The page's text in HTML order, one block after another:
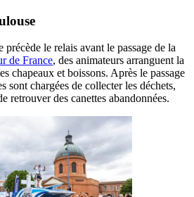
le relais avant le passage de la
de France, des animateurs arranguent la
chapeaux et boissons. Après le passage
sont chargées de collecter les déchets,
retrouver des canettes abandonnées.